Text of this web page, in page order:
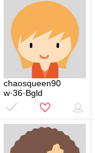
chaosqueen90
w·36·Bgld